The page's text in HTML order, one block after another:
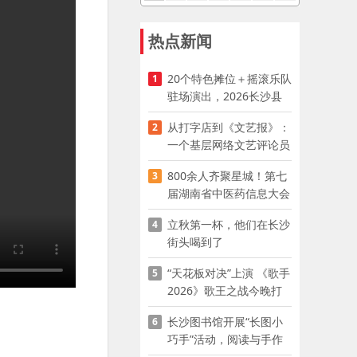
热点新闻
1
20个特色摊位＋摇滚乐队
驻场演出，2026长沙县
夜市嘉年华启幕
2
从打字店到《文艺报》：
一个基层网络文艺评论员
的突围
3
800余人齐聚星城！第七
届湖南省中医药信息大会
开幕，AI正在“读懂”古老
中医
4
立秋第一杯，他们在长沙
街头喝到了
5
“天花板对决”上演 《歌手
2026》歌王之战今晚打
响
6
长沙图书馆开展“长图小
巧手”活动，阅读与手作